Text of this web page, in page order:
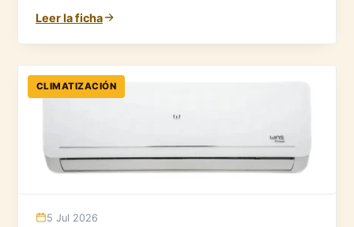
Leer la ficha
CLIMATIZACIÓN
5 Jul 2026